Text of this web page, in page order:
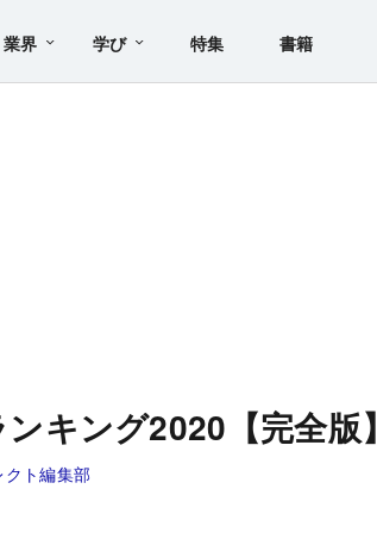
業界 学び 特集 書籍
キング2020【完全版】
クト編集部